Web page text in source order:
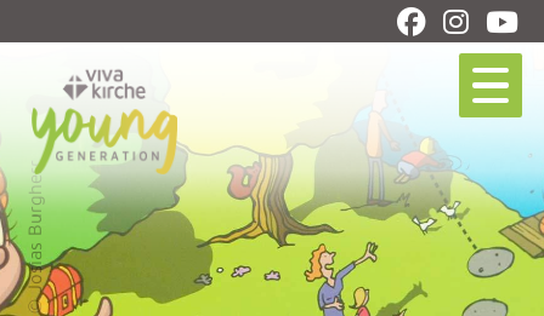
© Josias Burgherr